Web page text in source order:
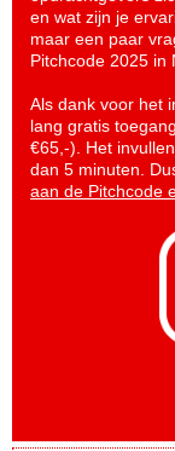
en wat zijn je
maar een paar
Pitchcode 2025 in
Als dank voor het
lang gratis
€65,-). Het
dan 5 minuten.
aan de Pitchcode